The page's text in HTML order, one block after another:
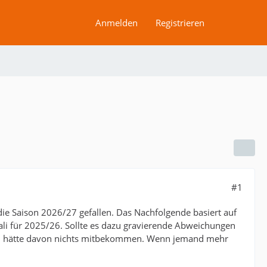
Anmelden Registrieren
#1
Saison 2026/27 gefallen. Das Nachfolgende basiert auf
für 2025/26. Sollte es dazu gravierende Abweichungen
davon nichts mitbekommen. Wenn jemand mehr